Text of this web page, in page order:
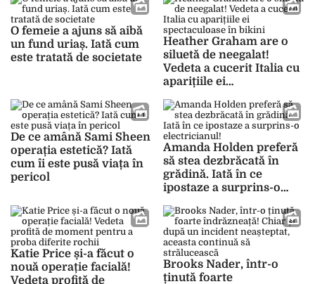
O femeie a ajuns să aibă
un fund uriaș. Iată cum
este tratată de societate
Heather Graham are o
siluetă de neegalat!
Vedeta a cucerit Italia cu
aparițiile ei
De ce amână Sami Sheen
operația estetică? Iată
cum îi este pusă viața în
pericol
Amanda Holden preferă
să stea dezbrăcată în
grădină. Iată în ce
ipostaze a surprins-o
Katie Price și-a făcut o
nouă operație facială!
Vedeta profită de
Brooks Nader, într-o
ținută foarte